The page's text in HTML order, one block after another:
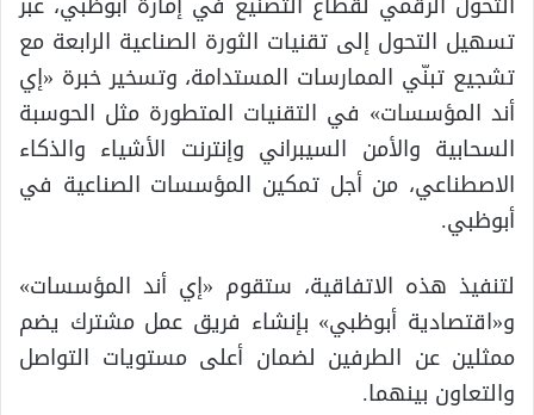
تسهيل التحول إلى تقنيات الثورة الصناعية الرابعة مع
تشجيع تبنّي الممارسات المستدامة، وتسخير خبرة «إي
أند المؤسسات» في التقنيات المتطورة مثل الحوسبة
السحابية والأمن السيبراني وإنترنت الأشياء والذكاء
الاصطناعي، من أجل تمكين المؤسسات الصناعية في
أبوظبي.
لتنفيذ هذه الاتفاقية، ستقوم «إي أند المؤسسات»
و«اقتصادية أبوظبي» بإنشاء فريق عمل مشترك يضم
ممثلين عن الطرفين لضمان أعلى مستويات التواصل
والتعاون بينهما.